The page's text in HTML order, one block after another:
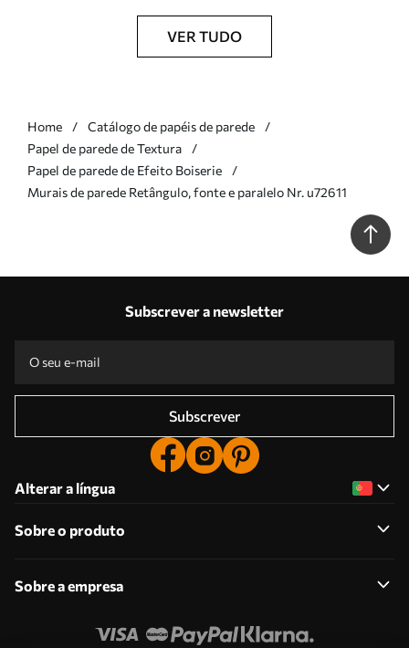
VER TUDO
Home
Catálogo de papéis de parede
Papel de parede de Textura
Papel de parede de Efeito Boiserie
Murais de parede Retângulo, fonte e paralelo Nr. u72611
Subscrever a newsletter
Subscrever
Alterar a língua
Sobre o produto
Sobre a empresa